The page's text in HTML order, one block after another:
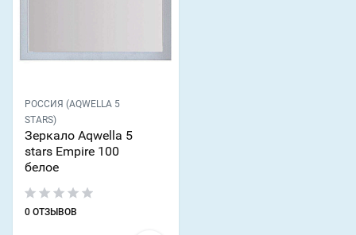
РОССИЯ (AQWELLA 5
STARS)
Зеркало Aqwella 5
stars Empire 100
белое
0 ОТЗЫВОВ